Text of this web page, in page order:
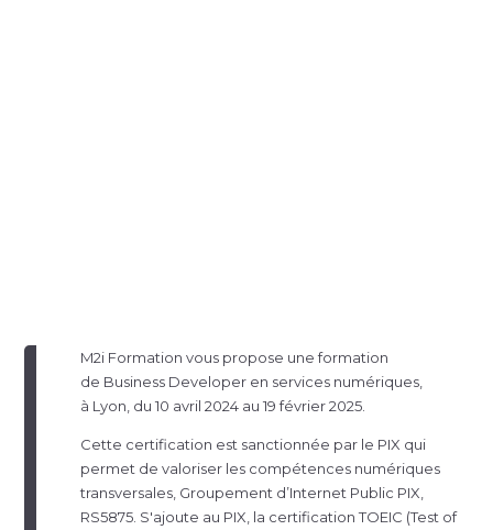
M2i Formation vous propose une formation
de Business Developer en services numériques,
à Lyon, du 10 avril 2024 au 19 février 2025.
Cette certification est sanctionnée par le PIX qui
permet de valoriser les compétences numériques
transversales, Groupement d’Internet Public PIX,
RS5875. S'ajoute au PIX, la certification TOEIC (Test of